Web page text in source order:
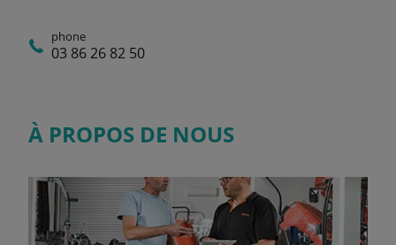
phone
03 86 26 82 50
À PROPOS DE NOUS